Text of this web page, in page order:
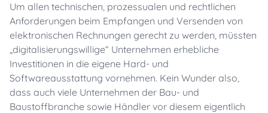
Um allen technischen, prozessualen und rechtlichen
Anforderungen beim Empfangen und Versenden von
elektronischen Rechnungen gerecht zu werden, müssten
„digitalisierungswillige“ Unternehmen erhebliche
Investitionen in die eigene Hard- und
Softwareausstattung vornehmen. Kein Wunder also,
dass auch viele Unternehmen der Bau- und
Baustoffbranche sowie Händler vor diesem eigentlich